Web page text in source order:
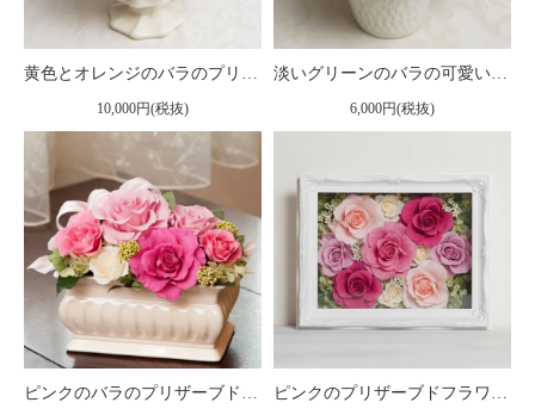
黄色とオレンジのバラのプリザーブドフラワーアレンジ 「ルーチェ」
10,000円(税抜)
淡いグリーンのバラの可愛いプリザーブドフラワーアレンジ 「メルレット」
6,000円(税抜)
ピンクのバラのプリザーブドフラワーアレンジメント メアリー（ピンク） ピンクのプリザーブドフラワー 壁掛け豪華なボックスフレームアレンジメント ヨーロピアン （ピンク） ※ギフトタイプ2